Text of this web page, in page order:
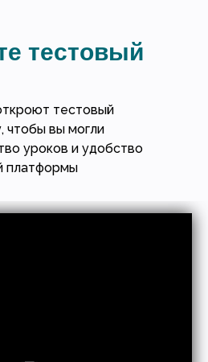
тестовый
тестовый
чтобы вы могли
уроков и удобство
платформы